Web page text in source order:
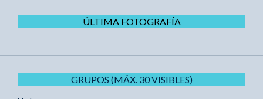
ÚLTIMA FOTOGRAFÍA
GRUPOS (MÁX. 30 VISIBLES)